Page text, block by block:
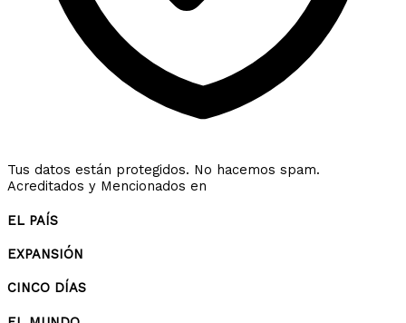
Tus datos están protegidos. No hacemos spam.
Acreditados y Mencionados en
EL PAÍS
EXPANSIÓN
CINCO DÍAS